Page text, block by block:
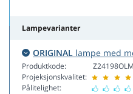
Lampevarianter
ORIGINAL lampe med
Produktkode:
Projeksjonskvalitet:
Pålitelighet:
Z24198OLM